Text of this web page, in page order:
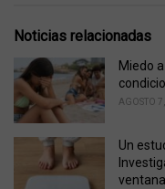
e
r
e
Noticias relacionadas
Miedo
AGOSTO
Un